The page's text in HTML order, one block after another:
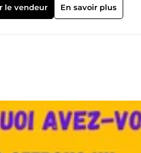
contenus professionnels,
temps, éviter les erreurs
le vendeur En savoir plus